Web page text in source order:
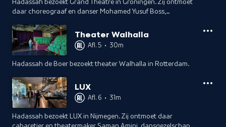
Hadassah bezoekt Grand Theatre in Groningen. Zij ontmoet
daar choreograaf en danser Mohamed Yusuf Boss,
zanger en performer Rikkert van Huisstede.
Theater Walhalla
Afl. 5 • 30m
Hadassah de Boer bezoekt theater Walhalla in Rotterdam.
LUX
Afl. 6 • 31m
Hadassah bezoekt LUX in Nijmegen. Zij ontmoet daar